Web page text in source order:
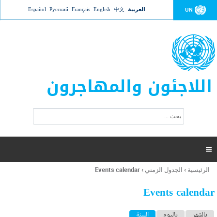
Jump to navigation UN العربية 中文
English
Français
Русский
Español
اللاجئون والمهاجرون
ت
ر
ل
ح
ب

أنت
هنا
الرئيسية › الجدول الزمني ›
Events calendar
Events calendar